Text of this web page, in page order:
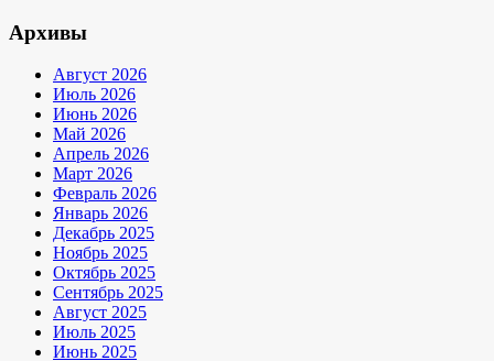
Архивы
Август 2026
Июль 2026
Июнь 2026
Май 2026
Апрель 2026
Март 2026
Февраль 2026
Январь 2026
Декабрь 2025
Ноябрь 2025
Октябрь 2025
Сентябрь 2025
Август 2025
Июль 2025
Июнь 2025